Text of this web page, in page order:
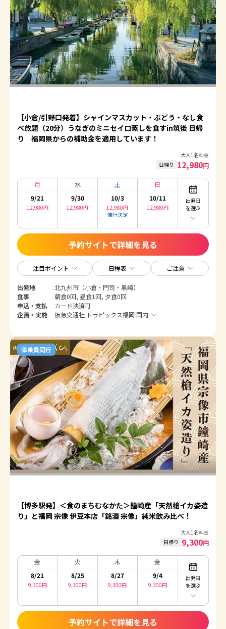
【小倉/引野口発着】シャインマスカット・ぶどう・なし食
べ放題（20分）うなぎのミニセイロ蒸しを食すin筑後 日帰
り 福岡県からの補助金を適用しています！
大人1名料金
日帰り 12,980円
月
9/21
12,980円
水
9/30
12,980円
土
10/3
12,980円
催行決定
日
10/11
12,980円
出発日
を選ぶ
予約サイトで詳細を見る
注目ポイント 日程表 ご注意
出発地
北九州市（小倉・門司・黒崎）
食事
朝食0回, 昼食1回, 夕食0回
申込・支払
カード決済可
企画・実施
阪急交通社 トラピックス福岡 国内
添乗員同行
【博多駅発】＜食のまちむなかた＞鐘崎産「天然槍イカ姿造
り」と福岡 宗像 伊豆本店「銘酒 宗像」純米飲み比べ！
大人1名料金
日帰り 9,300円
金
8/21
9,300円
火
8/25
9,300円
木
8/27
9,300円
金
9/4
9,300円
出発日
を選ぶ
予約サイトで詳細を見る